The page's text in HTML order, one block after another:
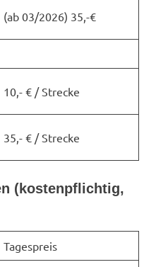
(ab 03/2026) 35,-€
10,- € / Strecke
35,- € / Strecke
(kostenpflichtig,
Tagespreis